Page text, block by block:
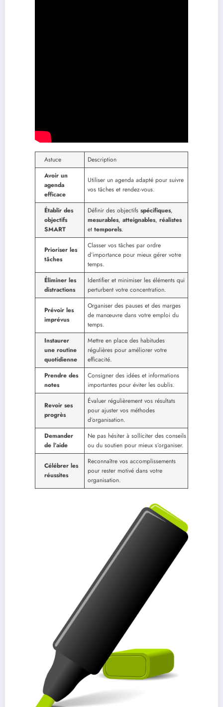
Astuce
Description
Avoir un
agenda
efficace
Utiliser un agenda adapté pour suivre
vos tâches et rendez-vous.
Établir des
objectifs
SMART
Définir des objectifs spécifiques,
mesurables, atteignables, réalistes
et temporels.
Prioriser les
tâches
Classer vos tâches par ordre
d’importance pour mieux gérer votre
temps.
Éliminer les
distractions
Identifier et minimiser les éléments qui
perturbent votre concentration.
Prévoir les
imprévus
Organiser des pauses et des marges
de manœuvre dans votre emploi du
temps.
Instaurer
une routine
quotidienne
Mettre en place des habitudes
régulières pour améliorer votre
efficacité.
Prendre des
notes
Consigner des idées et informations
importantes pour éviter les oublis.
Revoir ses
progrès
Évaluer régulièrement vos résultats
pour ajuster vos méthodes
d’organisation.
Demander
de l’aide
Ne pas hésiter à solliciter des conseils
ou du soutien pour mieux s’organiser.
Célébrer les
réussites
Reconnaître vos accomplissements
pour rester motivé dans votre
organisation.